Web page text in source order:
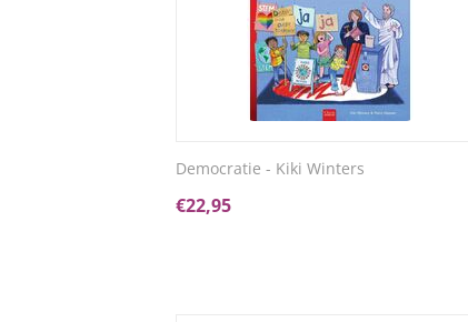
Democratie - Kiki Winters
€22,95